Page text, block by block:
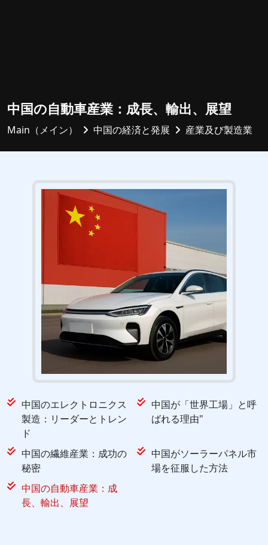
中国の自動車産業：成長、輸出、展望
Main（メイン） 中国の経済と発展 産業及び製造業
中国のエレクトロニクス
製造：リーダーとトレン
ド
中国が「世界工場」と呼
ばれる理由"
中国の繊維産業：成功の
秘密
中国がソーラーパネル市
場を征服した方法
中国の自動車産業：成
長、輸出、展望